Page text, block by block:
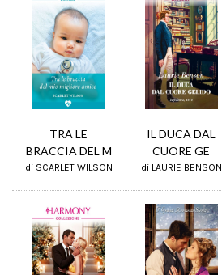
TRA LE
BRACCIA DEL M
di SCARLET WILSON
IL DUCA DAL
CUORE GE
di LAURIE BENSON